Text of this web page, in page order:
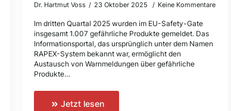
Dr. Hartmut Voss 23 Oktober 2025 Keine Kommentare
Im dritten Quartal 2025 wurden im EU-Safety-Gate
insgesamt 1.007 gefährliche Produkte gemeldet. Das
Informationsportal, das ursprünglich unter dem Namen
RAPEX-System bekannt war, ermöglicht den
Austausch von Warnmeldungen über gefährliche
Produkte…
Jetzt lesen